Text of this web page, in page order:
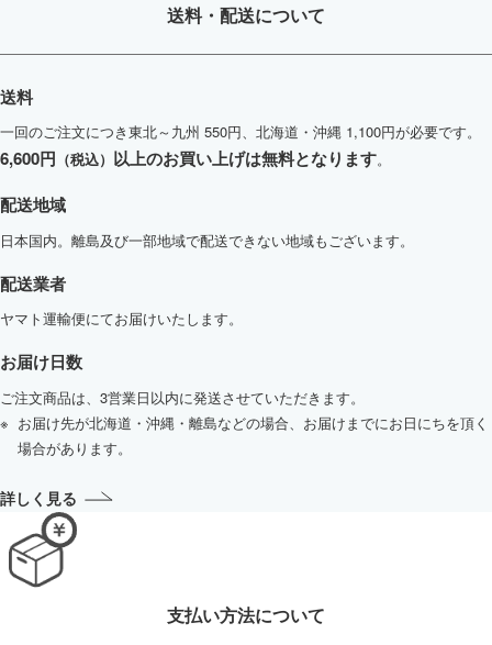
送料・配送について
送料
一回のご注文につき東北～九州 550円、北海道・沖縄 1,100円が必要です。
6,600円 （税込） 以上のお買い上げは無料となります。
配送地域
日本国内。離島及び一部地域で配送できない地域もございます。
配送業者
ヤマト運輸便にてお届けいたします。
お届け日数
ご注文商品は、3営業日以内に発送させていただきます。
お届け先が北海道・沖縄・離島などの場合、お届けまでにお日にちを頂く
場合があります。
詳しく見る
支払い方法について